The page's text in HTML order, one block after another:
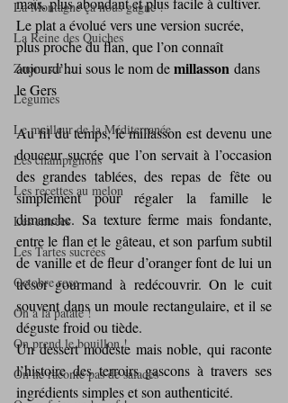
La Montagne ça nous gagne !
La Reine des Quiches
Zoom sur ...
Légumes
Le meilleur de la Méditerranée
Les champignons
Les recettes au melon
Les entrées
Les Tartes sucrées
Octobre rose
On a la patate !
On prend le bouillon !
On ne raconte pas de salades
Le plat a évolué vers une version sucrée,
plus proche du flan, que l’on connaît
aujourd’hui sous le nom de millasson dans
le Gers
Au fil du temps, le millasson est devenu une
douceur sucrée que l’on servait à l’occasion
des grandes tablées, des repas de fête ou
simplement pour régaler la famille le
dimanche. Sa texture ferme mais fondante,
entre le flan et le gâteau, et son parfum subtil
de vanille et de fleur d’oranger font de lui un
trésor gourmand à redécouvrir. On le cuit
souvent dans un moule rectangulaire, et il se
déguste froid ou tiède.
Un dessert modeste mais noble, qui raconte
l’histoire des terroirs gascons à travers ses
ingrédients simples et son authenticité.